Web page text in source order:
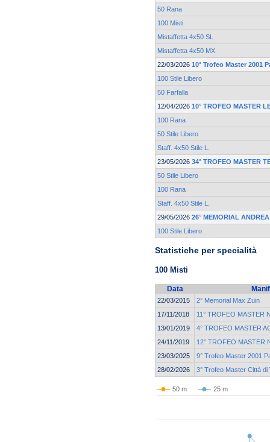
50 Rana
100 Misti
Mistaffetta 4x50 SL
Mistaffetta 4x50 MX
22/03/2026 10° Trofeo Master 2001
100 Stile Libero
50 Farfalla
12/04/2026 10° TROFEO MASTER
100 Rana
50 Stile Libero
Staff. 4x50 Stile L.
23/05/2026 34° TROFEO MASTER
50 Stile Libero
100 Rana
Staff. 4x50 Stile L.
29/05/2026 26° MEMORIAL
100 Stile Libero
Statistiche per specialità
100 Misti
Data
22/03/2015
2° Memorial Max Zuin
17/11/2018
11° TROFEO MASTER
13/01/2019
4° TROFEO MASTER
24/11/2019
12° TROFEO MASTER
23/03/2025
9° Trofeo Master 2001
28/02/2026
3° Trofeo Master Città
50 m 25 m